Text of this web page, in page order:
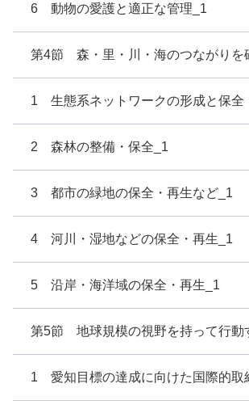
6 動物の愛護と適正な管理_1
第4節 森・里・川・海のつながりを
1 生態系ネットワークの形成と保全
2 森林の整備・保全_1
3 都市の緑地の保全・再生など_1
4 河川・湿地などの保全・再生_1
5 沿岸・海洋域の保全・再生_1
第5節 地球規模の視野を持って行動
1 愛知目標の達成に向けた国際的取